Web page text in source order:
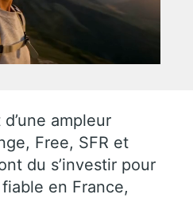
ampleur
Free, SFR et
du s’investir pour
en France,